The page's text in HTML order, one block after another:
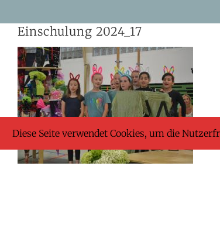
content
Einschulung 2024_17
Diese Seite verwendet Cookies, um die